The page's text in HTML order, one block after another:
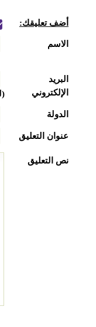
أضف تعليقك:
الاسم
البريد
الإلكتروني
الدولة
عنوان التعليق
نص التعليق